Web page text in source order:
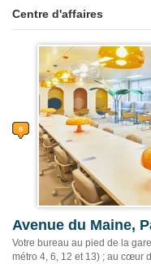
Centre d'affaires
Avenue du Maine,
Votre bureau au pied de la
métro 4, 6, 12 et 13) ; au cœur